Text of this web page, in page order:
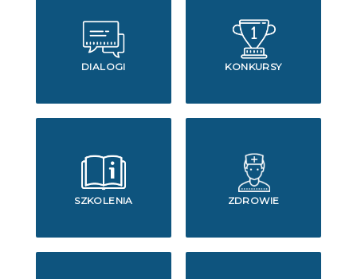
DIALOGI KONKURSY
SZKOLENIA ZDROWIE